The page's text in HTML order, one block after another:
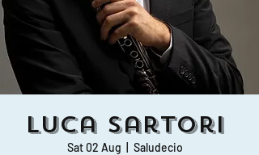
Luca Sartori
Sat 02 Aug Saludecio